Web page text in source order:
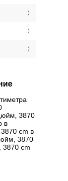
3870
в
cm в
3870
3870 cm